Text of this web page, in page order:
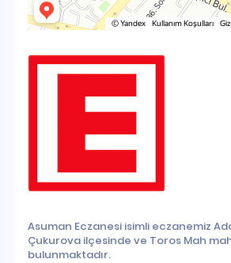
Asuman Eczanesi isimli eczanemiz
Çukurova ilçesinde ve Toros Mah
bulunmaktadır.